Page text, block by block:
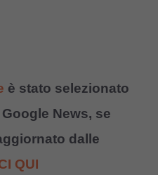
è stato selezionato
News, se
dalle
QUI